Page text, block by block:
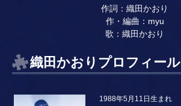
作詞：織田かおり
作・編曲：myu
歌：織田かおり
織田かおりプロフィール
1988年5月11日生まれ